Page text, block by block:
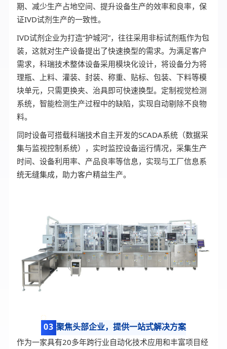
期、减少生产占地空间、提升设备生产的效率和良率，保
证IVD试剂生产的一致性。
IVD试剂企业为打造“护城河”，往往采用非标试剂瓶作为包
装，这就对生产设备提出了快速换型的需求。为满足客户
需求，科瑞技术整体设备采用模块化设计，将设备分为将
理瓶、上料、灌装、封装、称重、贴标、包装、下料等模
块单元，只需更换夹、治具即可快速换型。定制视觉检测
系统，智能检测生产过程中的缺陷，实现自动剔除不良物
料。
同时设备可搭载科瑞技术自主开发的SCADA系统（数据采
集与监视控制系统），实时监控设备运行情况，采集生产
时间、设备利用率、产品良率等信息，实现与工厂信息系
统无缝集成，助力客户精益生产。
03 聚焦头部企业，提供一站式解决方案
作为一家具有20多年跨行业自动化技术应用和丰富项目经